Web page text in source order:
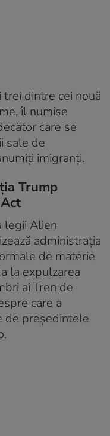
dintre cei nouă
îl numise
care se
sale de
imigranţi.
Trump
legii Alien
administraţia
de materie
la expulzarea
ai Tren de
care a
de preşedintele